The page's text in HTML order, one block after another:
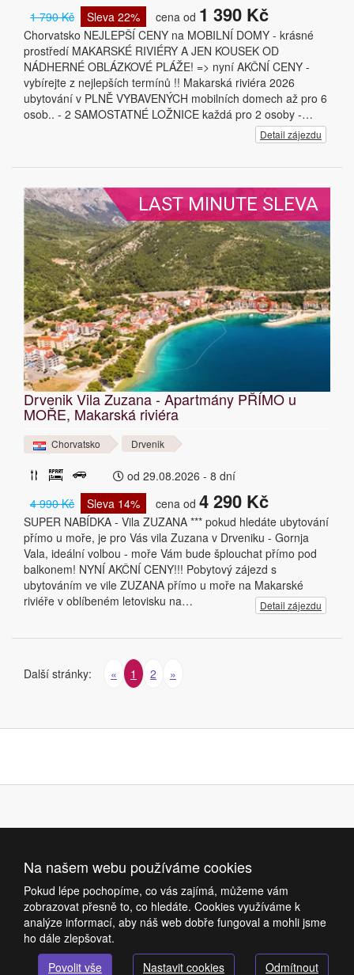
1 790 Kč
Sleva 22% cena od 1 390 Kč
Chorvatsko NEJLEPŠÍ CENY na MOBILNÍ DOMY - krásné
prostředí MAKARSKÉ RIVIÉRY A JEN KOUSEK OD
NÁDHERNÉ OBLÁZKOVÉ PLÁŽE! => nyní AKČNÍ CENY -
vybírejte z nejlepších termínů !! Makarská riviéra 2026
ubytování v PLNĚ VYBAVENÝCH mobilních domech až pro 6
osob.. - 2 SAMOSTATNÉ LOŽNICE každá pro 2 osoby -…
Detail zájezdu
LAST MINUTE SLEVA
Drvenik Vila Zuzana - Apartmány PŘÍMO u
MOŘE, Makarská riviéra
Chorvatsko Drvenik
od 29.08.2026 - 8 dní
4 990 Kč
Sleva 14% cena od 4 290 Kč
SUPER NABÍDKA - Vila ZUZANA *** pokud hledáte ubytování
přímo u moře, je pro Vás vila Zuzana v Drveniku - Gornja
Vala, ideální volbou - moře Vám bude šplouchat přímo pod
balkonem! NYNÍ AKČNÍ CENY!!! Pobytový zájezd s
ubytováním ve vile ZUZANA přímo u moře na Makarské
riviéře v oblíbeném letovisku na…
Detail zájezdu
Další stránky: « 1 2 »
Na našem webu používáme cookies
Pokud lépe pochopíme, co vás zajímá, můžeme vám
zobrazovat přesně to, co hledáte. Cookies využíváme k
analýze informací, aby náš web dobře fungoval a mohli jsme
ho dále zlepšovat.
Povolit vše
Nastavit cookies Odmítnout